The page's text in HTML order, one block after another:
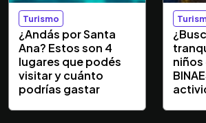
Turismo
¿Andás por Santa
Ana? Estos son 4
lugares que podés
visitar y cuánto
podrías gastar
niños